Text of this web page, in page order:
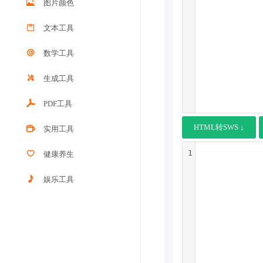
图片颜色
文本工具
数学工具
生成工具
PDF工具
实用工具
健康养生
娱乐工具
HTML转SWS ↓
1